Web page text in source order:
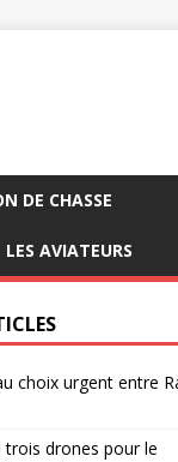
DE CHASSE
LES AVIATEURS
choix urgent entre
trois drones pour le